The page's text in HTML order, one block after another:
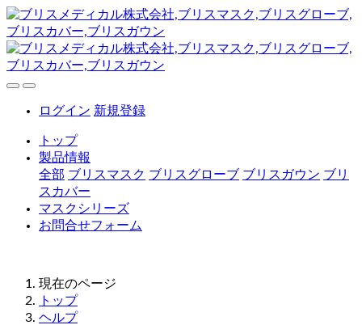
ログイン 新規登録
トップ
製品情報
全部 ブリスマスク ブリスグローブ ブリスガウン ブリ
スカバー
マスクシリーズ
お問合せフォーム
現在のページ
トップ
ヘルプ